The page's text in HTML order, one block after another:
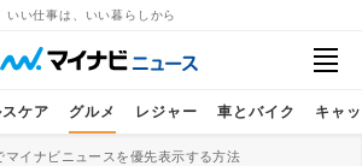
いい仕事は、いい暮らしから
ケア グルメ レジャー 車とバイク キャ
イナビニュースを優先表示する方法